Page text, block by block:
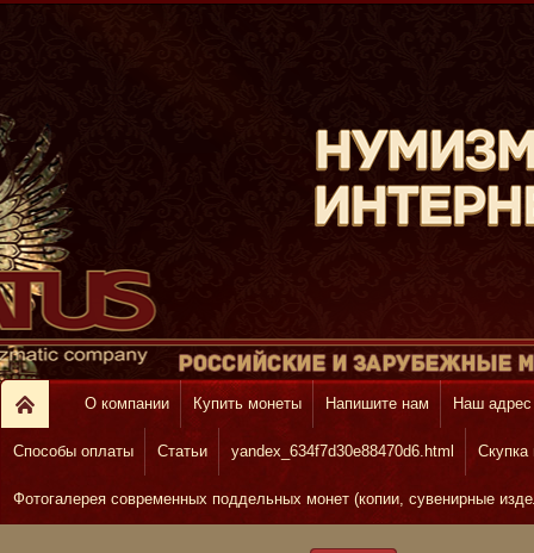
О компании Купить монеты Напишите нам Наш адрес
Способы оплаты Статьи yandex_634f7d30e88470d6.html Скупка
Фотогалерея современных поддельных монет (копии, сувенирные